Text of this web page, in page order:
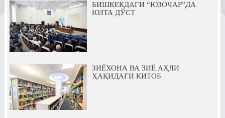
БИШКЕКДАГИ “ЮЗОЧАР”ДА
ЮЗТА ДЎСТ
ЗИЁХОНА ВА ЗИЁ АҲЛИ
ҲАҚИДАГИ КИТОБ